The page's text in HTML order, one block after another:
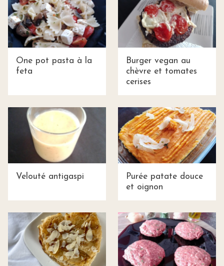
One pot pasta à la
feta
Burger vegan au
chèvre et tomates
cerises
Velouté antigaspi
Purée patate douce
et oignon